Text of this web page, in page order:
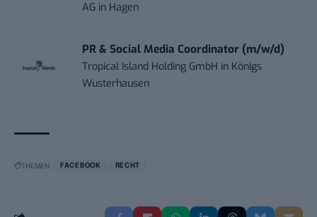
AG in Hagen
PR & Social Media Coordinator (m/w/d)
Tropical Island Holding GmbH in Königs
Wusterhausen
THEMEN: FACEBOOK RECHT